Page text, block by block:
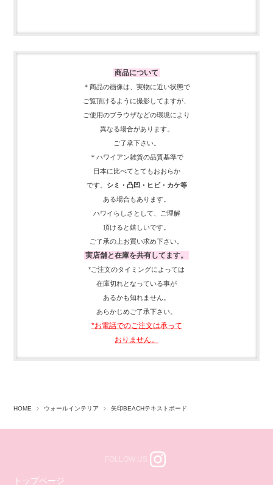
商品について
＊商品の画像は、実物に近い状態で
ご覧頂けるように撮影してますが、
ご使用のブラウザなどの環境により
異なる場合があります。
ご了承下さい。
＊ハワイアン雑貨の品質基準で
日本に比べてとてもおおらか
です。
シミ・凸凹・ヒビ・カケ等
ある場合もあります。
ハワイらしさとして、
ご理解
頂ける と嬉しいです。
ご了承の上お買い求め下さい。
実店舗と在庫を共有してます。
*ご注文のタイミングによっては
在庫切れとなっている事が
あるかも知れません。
あらかじめご了承下さい。
*お電話でのご注文は承って
おりません。
HOME ウォールインテリア 矢印BEACHテキストボード
FOLLOW US
トップページ